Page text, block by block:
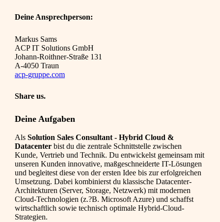
Deine Ansprechperson:
Markus Sams
ACP IT Solutions GmbH
Johann-Roithner-Straße 131
A-4050 Traun
acp-gruppe.com
Share us.
Deine Aufgaben
Als Solution Sales Consultant - Hybrid Cloud &
Datacenter bist du die zentrale Schnittstelle zwischen
Kunde, Vertrieb und Technik. Du entwickelst gemeinsam mit
unseren Kunden innovative, maßgeschneiderte IT-Lösungen
und begleitest diese von der ersten Idee bis zur erfolgreichen
Umsetzung. Dabei kombinierst du klassische Datacenter-
Architekturen (Server, Storage, Netzwerk) mit modernen
Cloud-Technologien (z.?B. Microsoft Azure) und schaffst
wirtschaftlich sowie technisch optimale Hybrid-Cloud-
Strategien.